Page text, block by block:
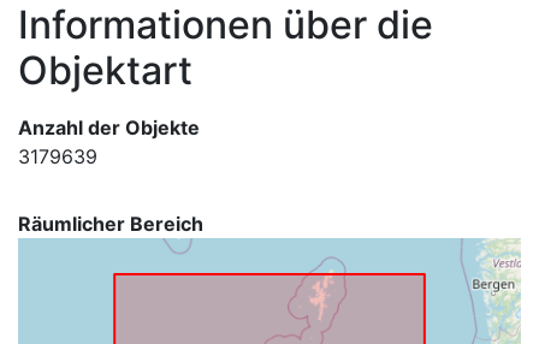
Informationen über die
Objektart
Anzahl der Objekte
3179639
Räumlicher Bereich